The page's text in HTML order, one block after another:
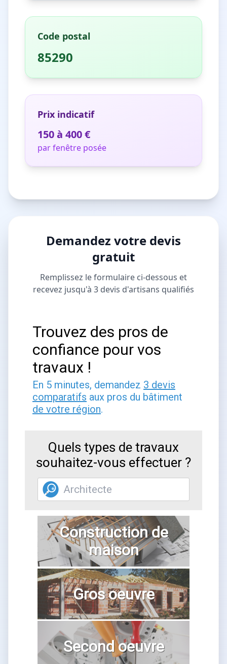
Code postal
85290
Prix indicatif
150 à 400 €
par fenêtre posée
Demandez votre devis
gratuit
Remplissez le formulaire ci-dessous et
recevez jusqu'à 3 devis d'artisans qualifiés
Trouvez des pros de
confiance pour vos
travaux !
En 5 minutes, demandez 3 devis
comparatifs aux pros du bâtiment
de votre région.
Quels types de travaux
souhaitez-vous effectuer ?
Construction de
maison
Gros oeuvre
Second oeuvre